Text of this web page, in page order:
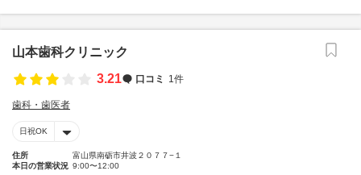
山本歯科クリニック
3.21
口コミ 1件
歯科・歯医者
日祝OK
住所
富山県南砺市井波２０７７−１
本日の営業状況 9:00〜12:00